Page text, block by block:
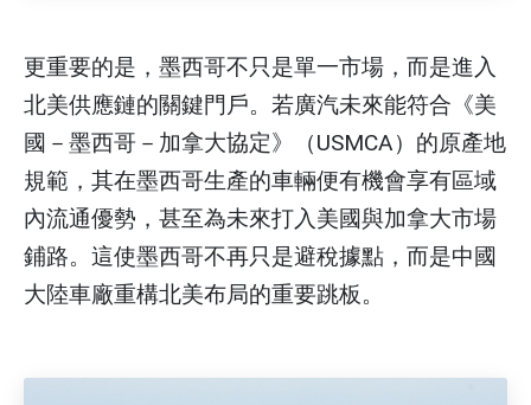
更重要的是，墨西哥不只是單一市場，而是進入
北美供應鏈的關鍵門戶。若廣汽未來能符合《美
國－墨西哥－加拿大協定》（USMCA）的原產地
規範，其在墨西哥生產的車輛便有機會享有區域
內流通優勢，甚至為未來打入美國與加拿大市場
鋪路。這使墨西哥不再只是避稅據點，而是中國
大陸車廠重構北美布局的重要跳板。